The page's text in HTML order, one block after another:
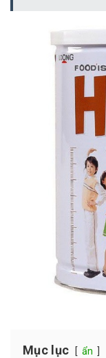
Mục lục ẩn